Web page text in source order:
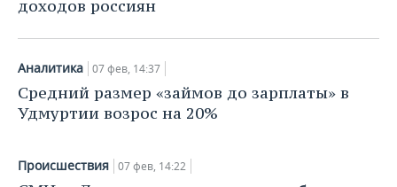
ВОЛЕЙБОЛ
ФИГУРНОЕ КАТАНИЕ
ХОККЕЙ С МЯЧОМ
ИСТОРИЯ
МЕДИЦИНА
ПРОИСШЕСТВИЯ
СПИСОК ПЕРСОН
ПОЛНАЯ ВЕРСИЯ
доходов россиян
Аналитика 07 фев, 14:37
Средний размер «займов до зарплаты» в
Удмуртии возрос на 20%
Происшествия 07 фев, 14:22